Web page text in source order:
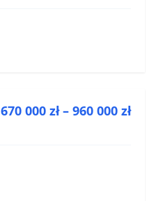
670 000 zł – 960 000 zł